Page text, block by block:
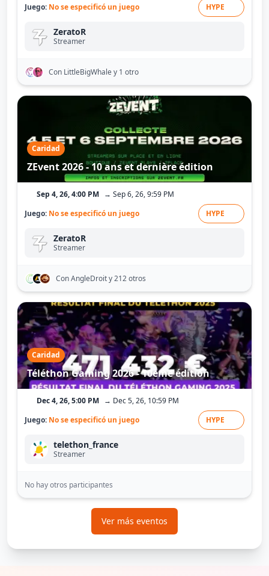
Juego: No se especificó un juego HYPE
ZeratoR
Streamer
Con LittleBigWhaley 1 otro
Caridad
ZEvent 2026 - 10 ans et dernière édition
Sep 4, 26, 4:00 PM → Sep 6, 26, 9:59 PM
Juego: No se especificó un juego HYPE
ZeratoR
Streamer
Con AngleDroity 212 otros
Caridad
Téléthon Gaming 2026 - 10ème édition
Dec 4, 26, 5:00 PM → Dec 5, 26, 10:59 PM
Juego: No se especificó un juego HYPE
telethon_france
Streamer
No hay otros participantes
Ver más eventos